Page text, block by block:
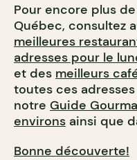
Pour encore plus
Québec, consultez
meilleures
adresses pour le
et des meilleurs
toutes ces
notre Guide
environs ainsi que
Bonne découverte!